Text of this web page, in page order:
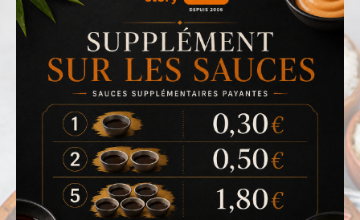
ACCUEIL
LA CARTE
VOTRE COMPTE
NOTRE RESTAURANT
VOS AVIS